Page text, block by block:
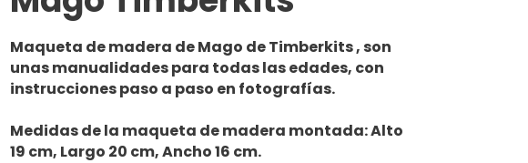
Maqueta de madera de Mago de Timberkits , son
unas manualidades para todas las edades, con
instrucciones paso a paso en fotografías.
Medidas de la maqueta de madera montada: Alto
19 cm, Largo 20 cm, Ancho 16 cm.